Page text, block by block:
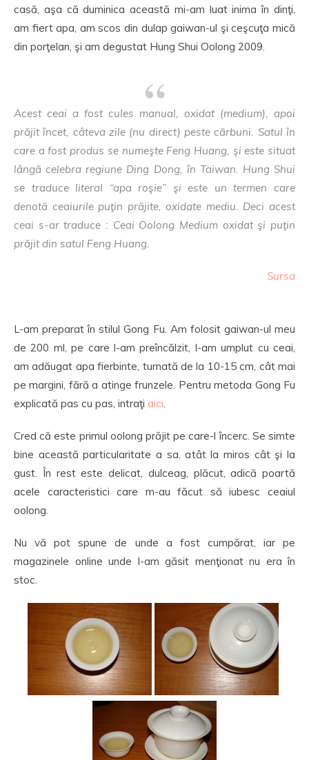
casă, aşa că duminica această mi-am luat inima în dinţi,
am fiert apa, am scos din dulap gaiwan-ul şi ceşcuţa mică
din porţelan, şi am degustat Hung Shui Oolong 2009.
Acest ceai a fost cules manual, oxidat (medium), apoi
prăjit încet, câteva zile (nu direct) peste cărbuni. Satul în
care a fost produs se numeşte Feng Huang, şi este situat
lângă celebra regiune Ding Dong, în Taiwan. Hung Shui
se traduce literal “apa roşie” şi este un termen care
denotă ceaiurile puţin prăjite, oxidate mediu. Deci acest
ceai s-ar traduce : Ceai Oolong Medium oxidat şi puţin
prăjit din satul Feng Huang.
Sursa
L-am preparat în stilul Gong Fu. Am folosit gaiwan-ul meu
de 200 ml, pe care l-am preîncălzit, l-am umplut cu ceai,
am adăugat apa fierbinte, turnată de la 10-15 cm, cât mai
pe margini, fără a atinge frunzele. Pentru metoda Gong Fu
explicată pas cu pas, intraţi aici.
Cred că este primul oolong prăjit pe care-l încerc. Se simte
bine această particularitate a sa, atât la miros cât şi la
gust. În rest este delicat, dulceag, plăcut, adică poartă
acele caracteristici care m-au făcut să iubesc ceaiul
oolong.
Nu vă pot spune de unde a fost cumpărat, iar pe
magazinele online unde l-am găsit menţionat nu era în
stoc.